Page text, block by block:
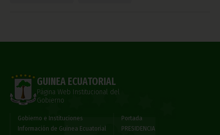
GUINEA ECUATORIAL
Página Web Institucional del
Gobierno
Gobierno e Instituciones
Información de Guinea Ecuatorial
Portada
PRESIDENCIA